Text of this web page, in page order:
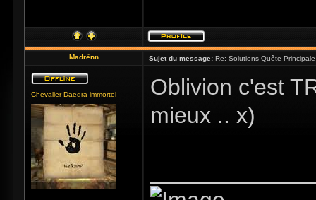
Madrënn Sujet du message: Re: Solutions Quête
Chevalier Daedra immortel
Oblivion c'est
mieux .. x)